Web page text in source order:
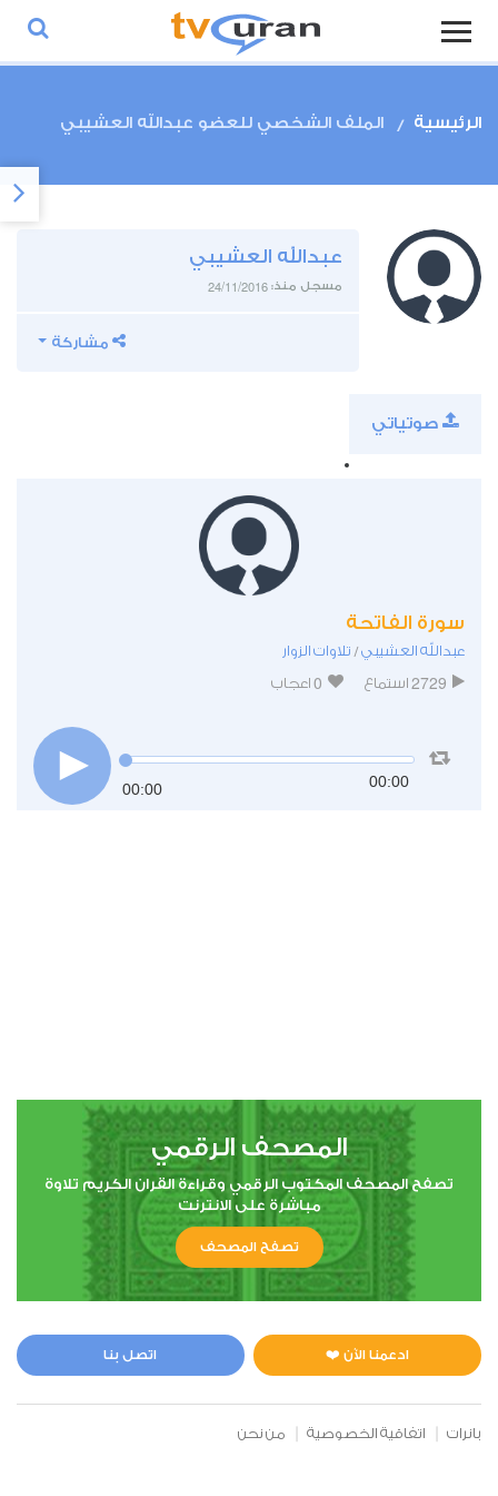
الرئيسية الملف الشخصي للعضو عبدالله العشيبي
عبدالله العشيبي
مسجل منذ: 24/11/2016
مشاركة
صوتياتي
سورة الفاتحة
عبدالله العشيبي/ تلاوات الزوار
2729 استماع 0 اعجاب
00:00 00:00
المصحف الرقمي
تصفح المصحف المكتوب الرقمي وقراءة القران الكريم تلاوة
مباشرة على الانترنت
تصفح المصحف
ادعمنا الآن ❤️ اتصل بنا
بانرات اتفاقية الخصوصية من نحن